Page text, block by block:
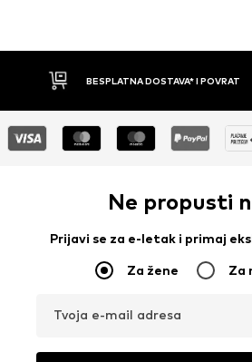
30 DANA PRAVO NA POVRAT
Ne propusti
Prijavi se za e-letak i primaj
Za žene Za
Tvoja e-mail adresa